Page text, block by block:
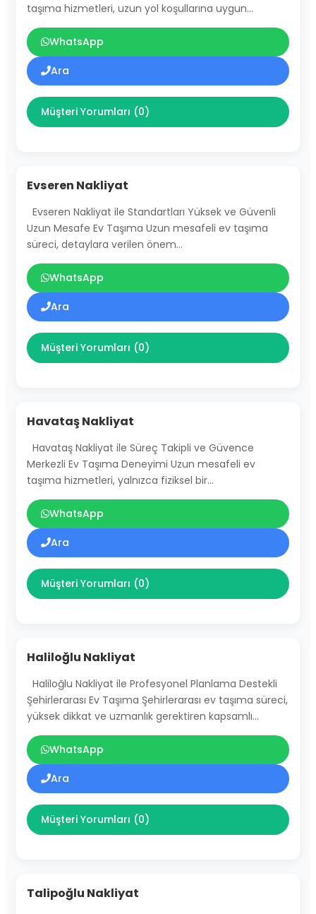
taşıma hizmetleri, uzun yol koşullarına uygun…
WhatsApp
Ara
Müşteri Yorumları (0)
Evseren Nakliyat
Evseren Nakliyat ile Standartları Yüksek ve Güvenli
Uzun Mesafe Ev Taşıma Uzun mesafeli ev taşıma
süreci, detaylara verilen önem…
WhatsApp
Ara
Müşteri Yorumları (0)
Havataş Nakliyat
Havataş Nakliyat ile Süreç Takipli ve Güvence
Merkezli Ev Taşıma Deneyimi Uzun mesafeli ev
taşıma hizmetleri, yalnızca fiziksel bir…
WhatsApp
Ara
Müşteri Yorumları (0)
Haliloğlu Nakliyat
Haliloğlu Nakliyat ile Profesyonel Planlama Destekli
Şehirlerarası Ev Taşıma Şehirlerarası ev taşıma süreci,
yüksek dikkat ve uzmanlık gerektiren kapsamlı…
WhatsApp
Ara
Müşteri Yorumları (0)
Talipoğlu Nakliyat